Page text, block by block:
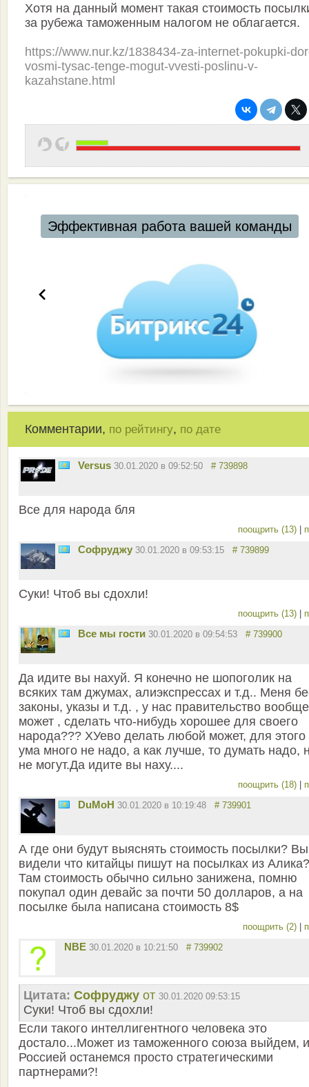
Хотя на данный момент такая стоимость
за рубежа таможенным налогом не облагается.
https://www.nur.kz/1838434-za-internet-pokupki-
vosmi-tysac-tenge-mogut-vvesti-poslinu-v-
kazahstane.html
Автоматизация ресторанов и кафе
Комментарии, по рейтингу, по дате
Versus 30.01.2020 в 09:52:50 # 739898
Все для народа бля
поощрить (13)
Софруджу 30.01.2020 в 09:53:15 # 739899
Суки! Чтоб вы сдохли!
поощрить (13)
Все мы гости 30.01.2020 в 09:54:53 # 739900
Да идите вы нахуй. Я конечно не шопоголик на
всяких там джумах, алиэкспрессах и т.д.. Меня
законы, указы и т.д. , у нас правительство вообще
может , сделать что-нибудь хорошее для своего
народа??? ХУево делать любой может, для этого
ума много не надо, а как лучше, то думать надо,
не могут.Да идите вы наху....
поощрить (18)
DuMoH 30.01.2020 в 10:19:48 # 739901
А где они будут выяснять стоимость посылки? Вы
видели что китайцы пишут на посылках из Алика?
Там стоимость обычно сильно занижена, помню
покупал один девайс за почти 50 долларов, а на
посылке была написана стоимость 8$
поощрить (2)
NBE 30.01.2020 в 10:21:50 # 739902
Цитата: Софруджу от 30.01.2020 09:53:15
Суки! Чтоб вы сдохли!
Если такого интеллигентного человека это
достало...Может из таможенного союза выйдем,
Россией останемся просто стратегическими
партнерами?!